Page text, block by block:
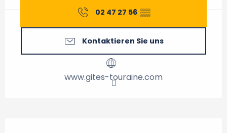
02 47 27 56 ▒▒
Kontaktieren Sie uns
www.gites-touraine.com